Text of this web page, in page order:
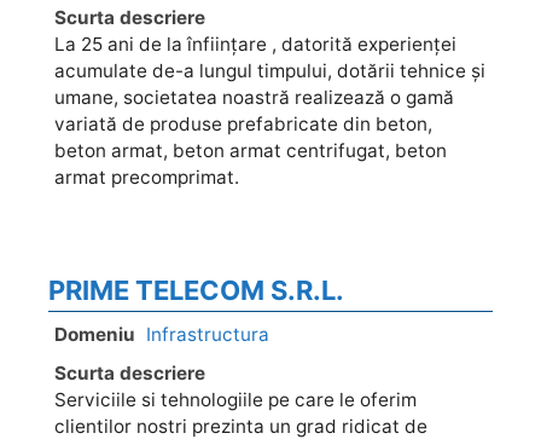
Scurta descriere
La 25 ani de la înființare , datorită experienței
acumulate de-a lungul timpului, dotării tehnice și
umane, societatea noastră realizează o gamă
variată de produse prefabricate din beton,
beton armat, beton armat centrifugat, beton
armat precomprimat.
PRIME TELECOM S.R.L.
Domeniu Infrastructura
Scurta descriere
Serviciile si tehnologiile pe care le oferim
clientilor nostri prezinta un grad ridicat de